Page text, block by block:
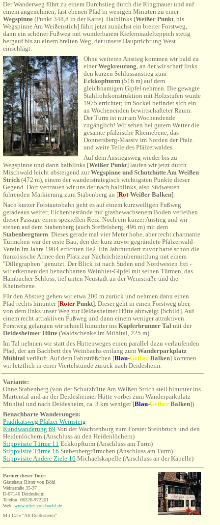
Der Wanderweg führt zu einem Durchstieg durch die Ringmauer und auf
einem angenehmen, fast ebenen Pfad in wenigen Minuten zu einer
Wegspinne (Punkt 348,8 in der Karte). Halblinks [Weißer Punkt, bis
Wegspinne Am Weißenstich] führt jetzt zunächst ein breiter Forstweg,
dann ein schöner Fußweg mit wunderbarem Kiefernnadelteppich stetig
bergauf bis zu einem breiten Weg, der unsere Hauptrichtung West
einschlägt.
Ohne weiteren Anstieg kommen wir bald zu
einerWegkreuzung, an der wir scharf links
den kurzen Schlussanstieg zum
Eckkopfturm (516 m) auf dem
gleichnamigen Gipfel nehmen. Die gewagte
Stahlrohrkonstruktion mit Holzstufen wurde
1975 errichtet; im Sockel befindet sich ein
an Wochenenden bewirtschafteter Raum.
Der Turm ist nur am Wochendende
zugänglich! Wir sehen bei gutem Wetter die
gesamte pfälzische Rheinebene, das
Donnersberg-Massiv im Norden der Pfalz
und weite Teile des Pfälzerwaldes.
Auf dem Anstiegsweg wieder bis zu
Wegspinne und dann halblinks [Weißer Punkt] laufen wir jetzt durch
Mischwald leicht absteigend zurWegspinne und Schutzhütte Am Weißen
Strich (472 m), einem der wanderstrategisch wichtigsten Punkte dieser
Gegend. Dort vertrauen wir uns der nach halblinks, also Südwesten
führenden Markierung zum Stabenberg an [Rot-Weißer Balken].
Nach kurzer Forstautobahn geht es auf einem kurzweiligen Fußweg
geradeaus weiter; Eichenbestände mit grasbewachsenem Boden verleihen
dieser Passage einen speziellen Reiz. Noch ein kurzer Anstieg und wir
stehen auf dem Stabenberg (auch Steffelsberg, 496 m) mit dem
Stabenbergturm. Dieses gerade mal vier Meter hohe, aber recht charmante
Türmchen war der erste Bau, den der kurz zuvor gegründete Pfälzerwald-
Verein im Jahre 1904 errichten ließ. Ein Jahrhundert zuvor hatte schon die
französische Armee den Platz zur Nachrichtenübermittlung mit einem
"Dillegraphen" genutzt. Der Blick ist nach Süden und Nordwesten frei -
wir erkennen den benachbarten Weinbiet-Gipfel mit seinen Türmen, das
Hambacher Schloss, tief unten Neustadt an der Weinstraße und die
Rheinebene.
Für den Abstieg gehen wir etwa 200 m zurück und nehmen dann einen
Pfad rechts hinunter [Roter Punkt]. Dieser geht in einen Forstweg über,
von dem links unser Weg zur Deidesheimer Hütte abzweigt [Schild]. Auf
einem recht attraktiven Fußweg und dann einem weniger attraktiven
Forstweg gelangen wir schnell hinunter ins Kupferbrunner Tal mit der
Deidesheimer Hütte (Waldschenke im Mühltal, 225 m).
Im Tal nehmen wir statt des Hüttenweges einen parallel dazu verlaufenden
Pfad, der am Bachbett des Weinbachs entlang zum Wanderparkplatz
Mühltal verläuft. Auf dem Fahrsträßchen [Blau-Gelber Balken] kommen
wir letztlich in einer Viertelstunde zurück nach Deidesheim.
Variante:
Ohne Stabenberg (von der Schutzhütte Am Weißen Strich steil hinunter ins
Martental und an der Deidesheimer Hütte vorbei zum Wanderparkplatz
Mühltal und nach Deidesheim, ca. 3 km weniger [Blau-Gelber Balken])
Benachbarte Wanderungen:
Prädikatsweg Pfälzer Weinsteig
Rundwanderung 69 Von der Wachtenburg zum Forster Steinbruch und den
Heidenlöchern (Anschluss an den Heidenlöchern)
Stippvisite Türme 11 Eckkopfturm (Anschluss am Turm)
Stippvisite Türme 16 Stabenbergtürmchen (Anschluss am Turm)
Stippvisite Andere Ziele 16 Michaelskapelle (Anschluss an der Kapelle)
Partner dieser Tour:
Gästehaus Ritter von Böhl
Weinstraße 35-37
D-67146 Deidesheim
Telefon: 06326-972201
Web: www.ritter-von-boehl.de
Mit Cafe "Alt-Deidesheim"